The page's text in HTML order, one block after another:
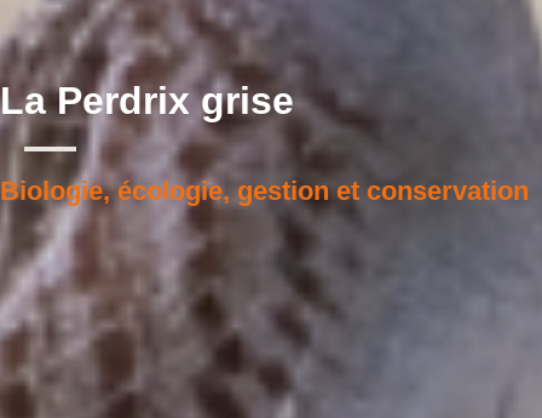
La Perdrix grise
Biologie, écologie, gestion et conservation